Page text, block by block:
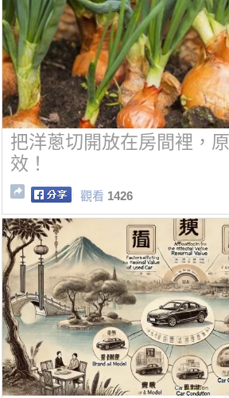
把洋蔥切開放在房間裡，
效！
觀看 1426